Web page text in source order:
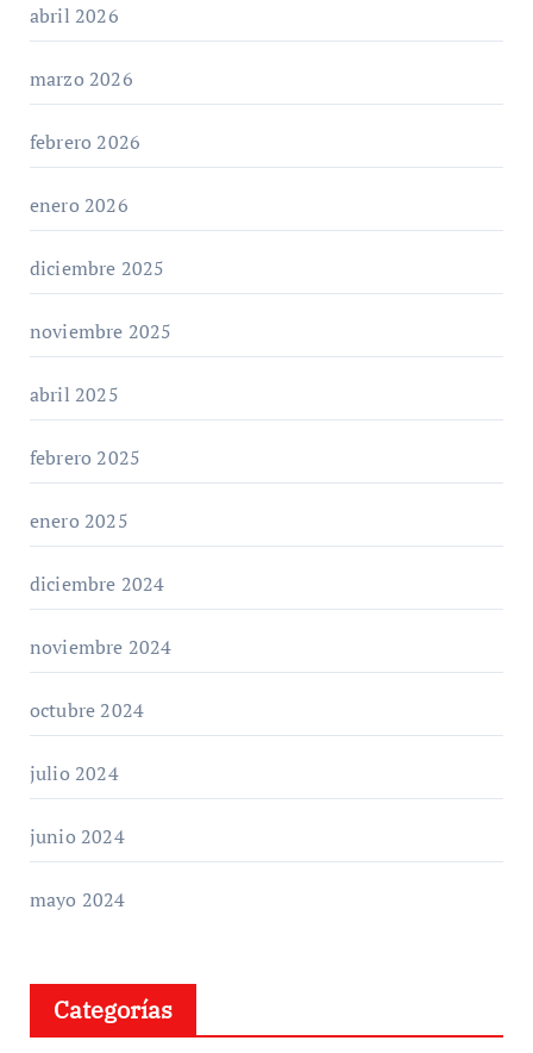
abril 2026
marzo 2026
febrero 2026
enero 2026
diciembre 2025
noviembre 2025
abril 2025
febrero 2025
enero 2025
diciembre 2024
noviembre 2024
octubre 2024
julio 2024
junio 2024
mayo 2024
Categorías